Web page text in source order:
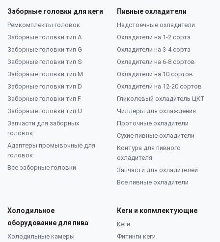
Заборные головки для кеги
Ремкомплекты головок
Заборные головки тип А
Заборные головки тип G
Заборные головки тип S
Заборные головки тип M
Заборные головки тип D
Заборные головки тип F
Заборные головки тип U
Запчасти для заборных
головок
Адаптеры промывочные для
головок
Все заборные головки
Пивные охладители
Надстоечные охладители
Охладители на 1-2 сорта
Охладители на 3-4 сорта
Охладители на 6-8 сортов
Охладители на 10 сортов
Охладители на 12-20 сортов
Гликолевый охладитель ЦКТ
Чиллеры для охлаждения
Проточные охладители
Сухие пивные охладители
Контура для пивного
охладителя
Запчасти для охладителей
Все пивные охладители
Холодильное
оборудование для пива
Холодильные камеры
Кеги и копмлектующие
Кеги
Фитинги кеги